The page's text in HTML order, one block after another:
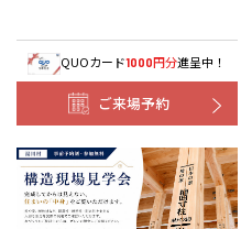
QUOカード1000円分進呈中！
ご来場予約